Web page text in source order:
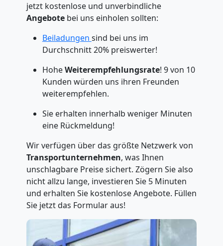
jetzt kostenlose und unverbindliche
Angebote bei uns einholen sollten:
Beiladungen sind bei uns im
Durchschnitt 20% preiswerter!
HoheWeiterempfehlungsrate! 9 von 10
Kunden würden uns ihren Freunden
weiterempfehlen.
Sie erhalten innerhalb weniger Minuten
eine Rückmeldung!
Wir verfügen über das größte Netzwerk von
Transportunternehmen, was Ihnen
unschlagbare Preise sichert. Zögern Sie also
nicht allzu lange, investieren Sie 5 Minuten
und erhalten Sie kostenlose Angebote. Füllen
Sie jetzt das Formular aus!